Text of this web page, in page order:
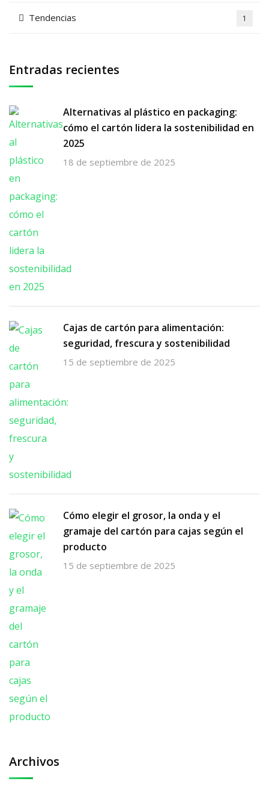
Tendencias 1
Entradas recientes
Alternativas al plástico en packaging:
cómo el cartón lidera la sostenibilidad en
2025
18 de septiembre de 2025
Cajas de cartón para alimentación:
seguridad, frescura y sostenibilidad
15 de septiembre de 2025
Cómo elegir el grosor, la onda y el
gramaje del cartón para cajas según el
producto
15 de septiembre de 2025
Archivos